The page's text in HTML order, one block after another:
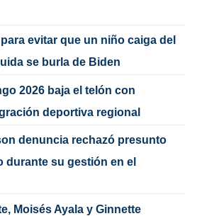
evitar que un niño caiga del
se burla de Biden
2026 baja el telón con
deportiva regional
denuncia rechazó presunto
su gestión en el
Moisés Ayala y Ginnette